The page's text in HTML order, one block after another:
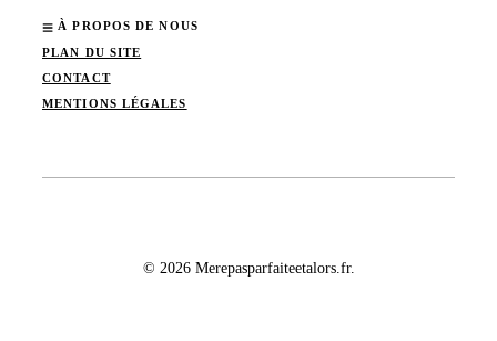
À PROPOS DE NOUS
PLAN DU SITE
CONTACT
MENTIONS LÉGALES
© 2026 Merepasparfaiteetalors.fr.